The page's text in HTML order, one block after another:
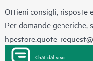
Ottieni consigli, risposte
Per domande generiche,
hpestore.quote-
Chat dal vivo